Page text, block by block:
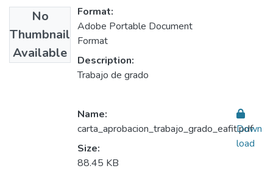
No
Thumbnail
Available
Format:
Adobe Portable Document
Format
Description:
Trabajo de grado
Name:
carta_aprobacion_trabajo_grado_eafit.pdf
Size:
88.45 KB
Down
load